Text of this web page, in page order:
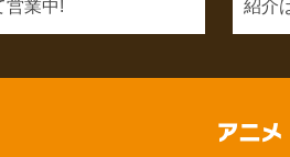
営業中!
紹介